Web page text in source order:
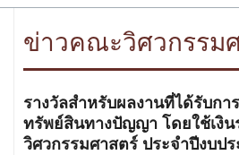
ข่าวคณะวิศวกรรม
รางวัลสำหรับผลงานที่ได้รับกา
ทรัพย์สินทางปัญญา โดยใช้เงิ
วิศวกรรมศาสตร์ ประจำปีงบป